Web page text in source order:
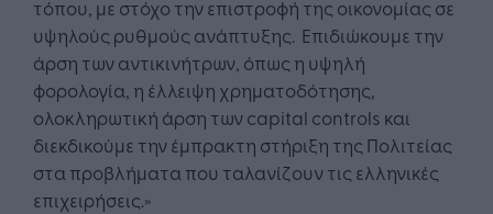
τόπου, με στόχο την επιστροφή της οικονομίας σε
υψηλούς ρυθμούς ανάπτυξης. Επιδιώκουμε την
άρση των αντικινήτρων, όπως η υψηλή
φορολογία, η έλλειψη χρηματοδότησης,
ολοκληρωτική άρση των capital controls και
διεκδικούμε την έμπρακτη στήριξη της Πολιτείας
στα προβλήματα που ταλανίζουν τις ελληνικές
επιχειρήσεις.»